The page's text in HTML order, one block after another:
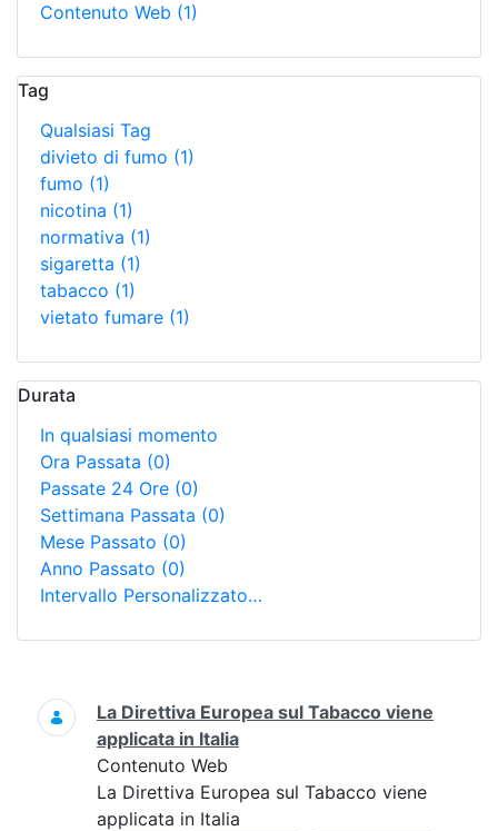
Contenuto Web (1)
Tag
Qualsiasi Tag
divieto di fumo (1)
fumo (1)
nicotina (1)
normativa (1)
sigaretta (1)
tabacco (1)
vietato fumare (1)
Durata
In qualsiasi momento
Ora Passata (0)
Passate 24 Ore (0)
Settimana Passata (0)
Mese Passato (0)
Anno Passato (0)
Intervallo Personalizzato…
Ricerca
La Direttiva Europea sul Tabacco viene
applicata in Italia
Contenuto Web
La Direttiva Europea sul Tabacco viene
applicata in Italia